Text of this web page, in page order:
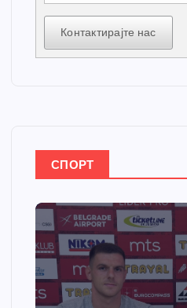
Контактирајте нас
СПОРТ